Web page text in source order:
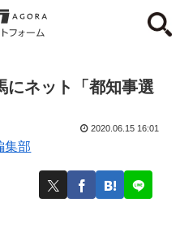
にネット「都知事選
集部
2020.06.15 16:01